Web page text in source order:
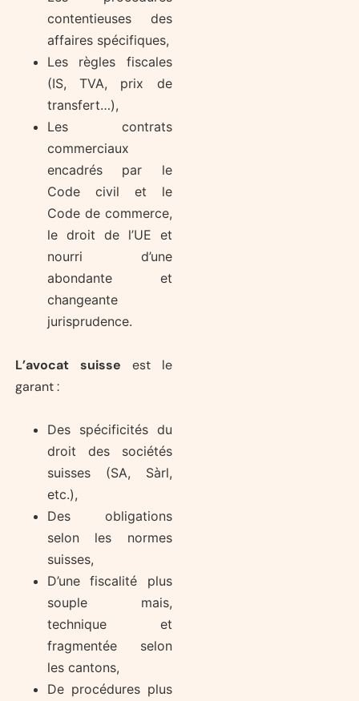
contentieuses des
affaires spécifiques,
Les règles fiscales
(IS, TVA, prix de
transfert…),
Les contrats
commerciaux
encadrés par le
Code civil et le
Code de commerce,
le droit de l’UE et
nourri d’une
abondante et
changeante
jurisprudence.
L’avocat suisse est le
garant :
Des spécificités du
droit des sociétés
suisses (SA, Sàrl,
etc.),
Des obligations
selon les normes
suisses,
D’une fiscalité plus
souple mais,
technique et
fragmentée selon
les cantons,
De procédures plus